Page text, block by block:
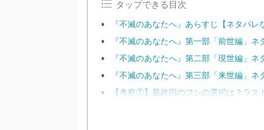
タップできる目次
『不滅のあなたへ』あらすじ【ネタバレ
『不滅のあなたへ』第一部「前世編」ネ
『不滅のあなたへ』第二部「現世編」ネ
『不滅のあなたへ』第三部「来世編」ネ
【考察①】最終回のフシの選択は？ラス